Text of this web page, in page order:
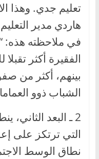
تعليم جدي. وهذا
هاردي مدير
في ملاحظته هذه:
الفقيرة أكثر
بينهم، أكثر من
الشباب ذوو
2 ـ البعد
التي ترتكز على
نطاق الوسط